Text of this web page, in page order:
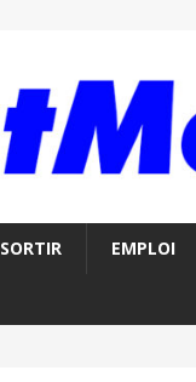
SORTIR EMPLOI